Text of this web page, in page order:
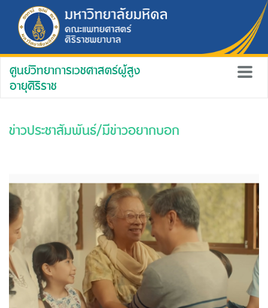
ศูนย์วิทยาการเวชศาสตร์ผู้สูง
อายุศิริราช
ข่าวประชาสัมพันธ์/มีข่าวอยากบอก